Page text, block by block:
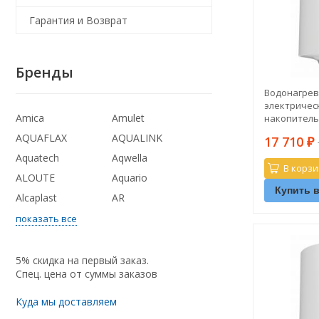
тен)
17 710 ₽
В
Купить
Гарантия и Возврат
Бренды
Amica
Amulet
AQUAFLAX
AQUALINK
Aquatech
Aqwella
ALOUTE
Aquario
Alcaplast
AR
показать все
5% скидка на первый заказ.
Спец. цена от суммы заказов
Куда мы доставляем